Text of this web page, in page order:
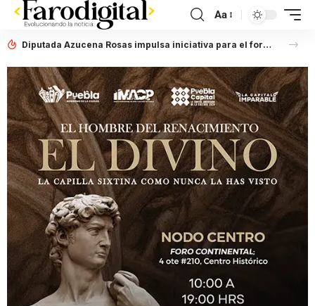
Aa
Diputada Azucena Rosas impulsa iniciativa para el fortalecimiento del Registro Estatal de Opciones para Educación Superior